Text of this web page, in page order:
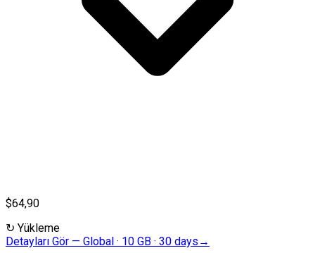
$64,90
↻ Yükleme
Detayları Gör — Global · 10 GB · 30 days →